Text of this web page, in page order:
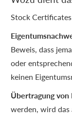
Stock
Beweis, dass
oder
keinen
Übertragung von
werden, wird das